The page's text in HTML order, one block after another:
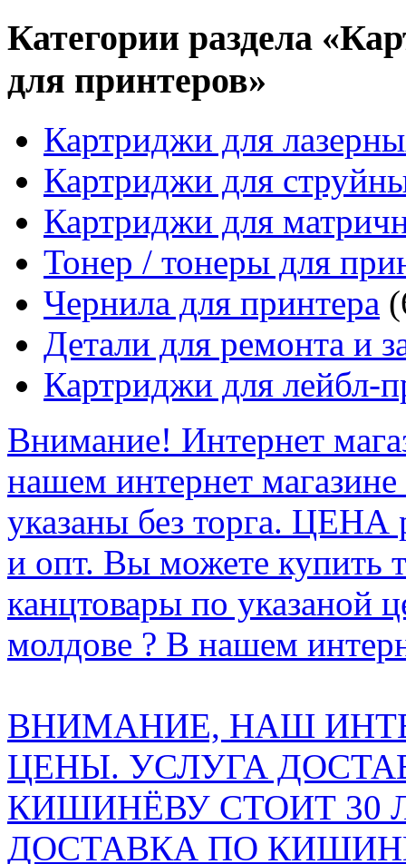
Категории раздела
для принтеров»
Картриджи для
Картриджи для
Картриджи для
Тонер / тонеры для
Чернила для принтера
Детали для ремонта и
Картриджи для лейбл-
Внимание! Интернет
нашем интернет
указаны без торга.
и опт. Вы можете купить
канцтовары по указаной
молдове ? В нашем
ВНИМАНИЕ, НАШ
ЦЕНЫ. УСЛУГА
КИШИНЁВУ СТОИТ 30
ДОСТАВКА ПО